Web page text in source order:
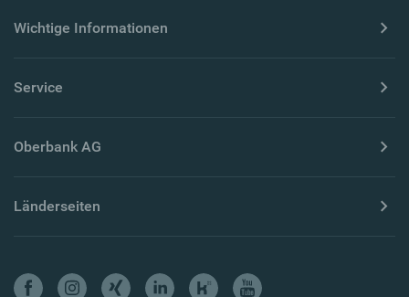
Wichtige Informationen
Service
Oberbank AG
Länderseiten